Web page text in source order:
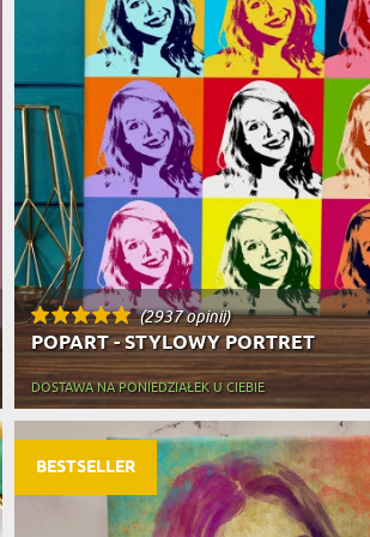
(2937 opinii)
POPART - STYLOWY PORTRET
DOSTAWA NA PONIEDZIAŁEK U CIEBIE
BESTSELLER